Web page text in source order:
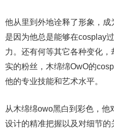
他从里到外地诠释了形象，
是因为他总是能够在cosplay
力。还有何等其它各种变化
实的粉丝，木绵绵OwO的
他的专业技能和艺术水平。
从木绵绵owo黑白到彩色，
设计的精准把握以及对细节的